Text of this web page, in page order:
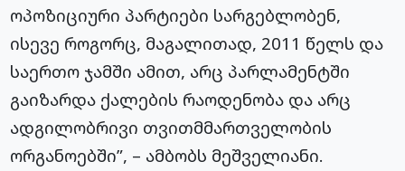
ოპოზიციური პარტიები სარგებლობენ,
ისევე როგორც, მაგალითად, 2011 წელს და
საერთო ჯამში ამით, არც პარლამენტში
გაიზარდა ქალების რაოდენობა და არც
ადგილობრივი თვითმმართველობის
ორგანოებში”, – ამბობს მეშველიანი.